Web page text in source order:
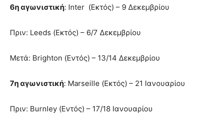
6η αγωνιστική: Inter (Εκτός) – 9 Δεκεμβρίου
Πριν: Leeds (Εκτός) – 6/7 Δεκεμβρίου
Μετά: Brighton (Εντός) – 13/14 Δεκεμβρίου
7η αγωνιστική: Marseille (Εκτός) – 21 Ιανουαρίου
Πριν: Burnley (Εντός) – 17/18 Ιανουαρίου